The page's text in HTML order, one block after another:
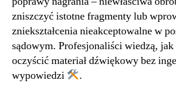
zniszczyć istotne fragmenty lub
zniekształcenia nieakceptowalne w
sądowym. Profesjonaliści wiedzą, jak
oczyścić materiał dźwiękowy bez
wypowiedzi
.